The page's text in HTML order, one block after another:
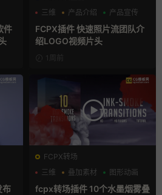
件
三维
产品介绍 产品宣传
FCPX插件 快速照片流团队介
绍LOGO视频片头
1周前
布
FCPX转场
三维
叠加素材 图形动画
fcpx转场插件 10个水墨烟雾叠